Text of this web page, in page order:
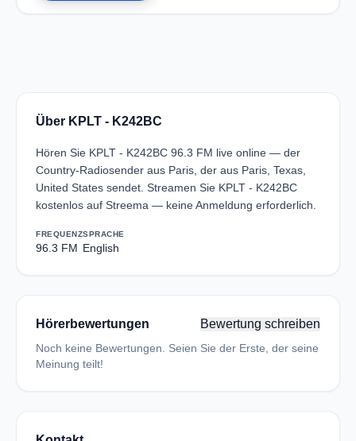
Über KPLT - K242BC
Hören Sie KPLT - K242BC 96.3 FM live online — der
Country-Radiosender aus Paris, der aus Paris, Texas,
United States sendet. Streamen Sie KPLT - K242BC
kostenlos auf Streema — keine Anmeldung erforderlich.
FREQUENZ
96.3 FM
SPRACHE
English
Hörerbewertungen Bewertung schreiben
Noch keine Bewertungen. Seien Sie der Erste, der seine
Meinung teilt!